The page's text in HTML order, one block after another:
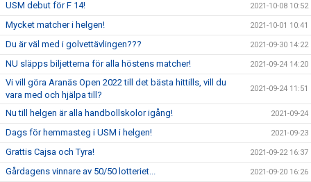
USM debut för F 14! 2021-10-08 10:52
Mycket matcher i helgen! 2021-10-01 10:41
Du är väl med i golvettävlingen??? 2021-09-30 14:22
NU släpps biljetterna för alla höstens matcher! 2021-09-24 14:20
Vi vill göra Aranäs Open 2022 till det bästa hittills, vill du
vara med och hjälpa till?
2021-09-24 11:51
Nu till helgen är alla handbollskolor igång! 2021-09-24
Dags för hemmasteg i USM i helgen! 2021-09-23
Grattis Cajsa och Tyra! 2021-09-22 16:37
Gårdagens vinnare av 50/50 lotteriet... 2021-09-20 16:26